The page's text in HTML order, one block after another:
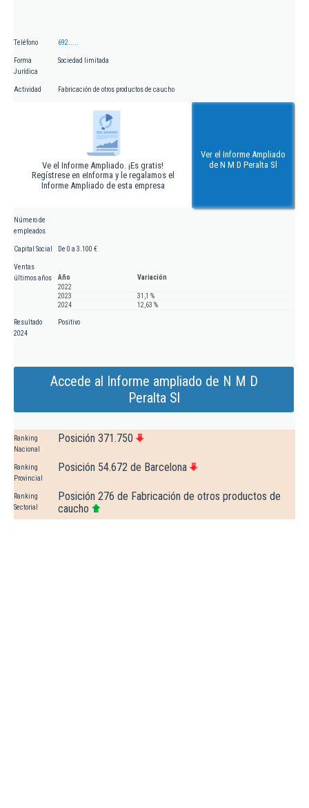
Teléfono 692.....
Forma
Jurídica
Sociedad limitada
Actividad Fabricación de otros productos de caucho
Ve el Informe Ampliado. ¡Es gratis!
Regístrese en eInforma y le regalamos el
Informe Ampliado de esta empresa
Ver el Informe Ampliado
de N M D Peralta Sl
Número de
empleados
Capital Social De 0 a 3.100 €
Ventas
últimos años
Año
Variación
2022
2023
31,1 %
2024
12,63 %
Resultado
2024
Positivo
Accede al Informe ampliado de N M D
Peralta Sl
Ranking
Nacional
Posición 371.750
Ranking
Provincial
Posición 54.672 de Barcelona
Ranking
Sectorial
Posición 276 de Fabricación de otros productos de
caucho